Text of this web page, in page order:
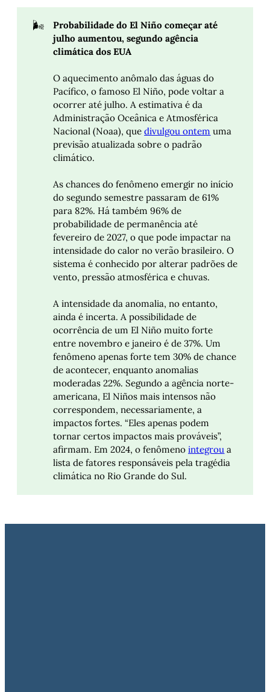
🌬️
Probabilidade do El Niño começar até
julho aumentou, segundo agência
climática dos EUA
O aquecimento anômalo das águas do
Pacífico, o famoso El Niño, pode voltar a
ocorrer até julho. A estimativa é da
Administração Oceânica e Atmosférica
Nacional (Noaa), quedivulgou ontem uma
previsão atualizada sobre o padrão
climático.
As chances do fenômeno emergir no início
do segundo semestre passaram de 61%
para 82%. Há também 96% de
probabilidade de permanência até
fevereiro de 2027, o que pode impactar na
intensidade do calor no verão brasileiro. O
sistema é conhecido por alterar padrões de
vento, pressão atmosférica e chuvas.
A intensidade da anomalia, no entanto,
ainda é incerta. A possibilidade de
ocorrência de um El Niño muito forte
entre novembro e janeiro é de 37%. Um
fenômeno apenas forte tem 30% de chance
de acontecer, enquanto anomalias
moderadas 22%. Segundo a agência norte-
americana, El Niños mais intensos não
correspondem, necessariamente, a
impactos fortes. “Eles apenas podem
tornar certos impactos mais prováveis”,
afirmam. Em 2024, o fenômenointegrou a
lista de fatores responsáveis pela tragédia
climática no Rio Grande do Sul.